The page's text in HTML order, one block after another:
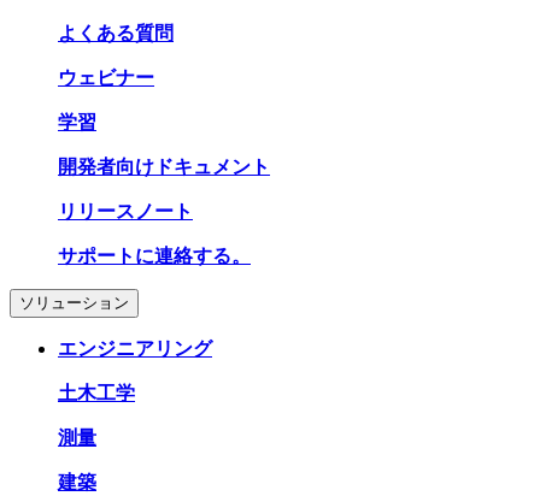
よくある質問
ウェビナー
学習
開発者向けドキュメント
リリースノート
サポートに連絡する。
ソリューション
エンジニアリング
土木工学
測量
建築